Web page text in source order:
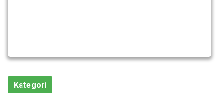
Kategori